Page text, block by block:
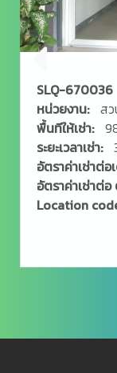
SLQ-670036
หน่วยงาน: ส
พื้นทีให้เช่า:
ระยะเวลาเช่า:
อัตราค่าเช่าต่อ
อัตราค่าเช่าต่อ
Location